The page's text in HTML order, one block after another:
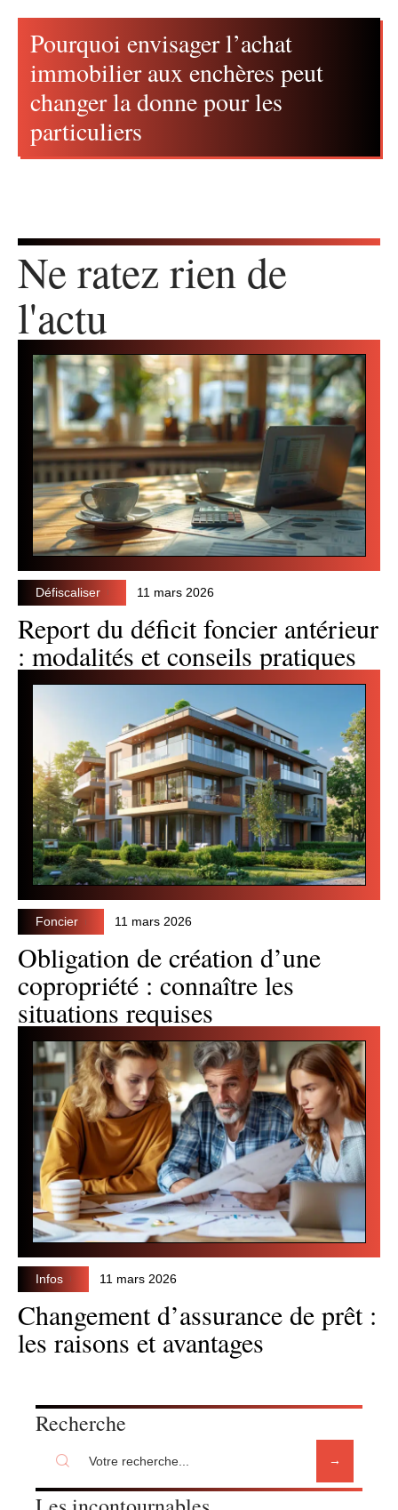
Pourquoi envisager l’achat
immobilier aux enchères peut
changer la donne pour les
particuliers
Ne ratez rien de
l'actu
Défiscaliser 11 mars 2026
Report du déficit foncier antérieur
: modalités et conseils pratiques
Foncier 11 mars 2026
Obligation de création d’une
copropriété : connaître les
situations requises
Infos 11 mars 2026
Changement d’assurance de prêt :
les raisons et avantages
Recherche